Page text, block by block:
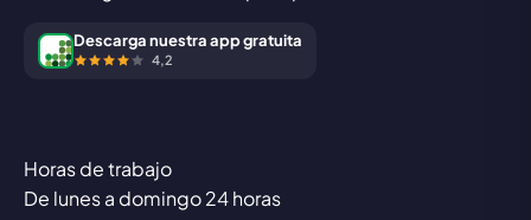
Descarga nuestra app gratuita
4,2
Horas de trabajo
De lunes a domingo 24 horas